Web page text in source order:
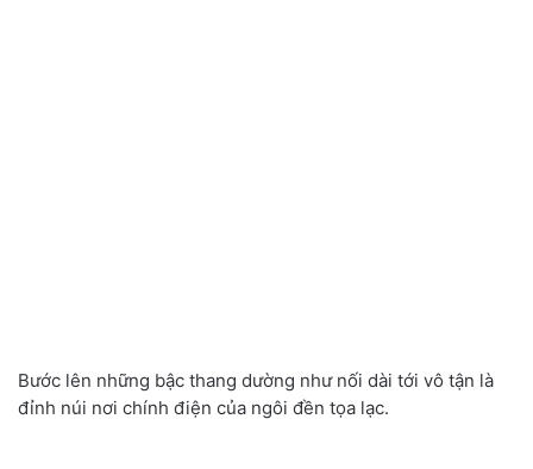
Bước lên những bậc thang dường như nối dài tới vô tận là
đỉnh núi nơi chính điện của ngôi đền tọa lạc.